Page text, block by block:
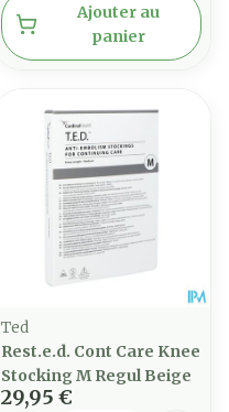
Ajouter au
panier
Ted
Rest.e.d. Cont Care Knee
Stocking M Regul Beige
29,95 €